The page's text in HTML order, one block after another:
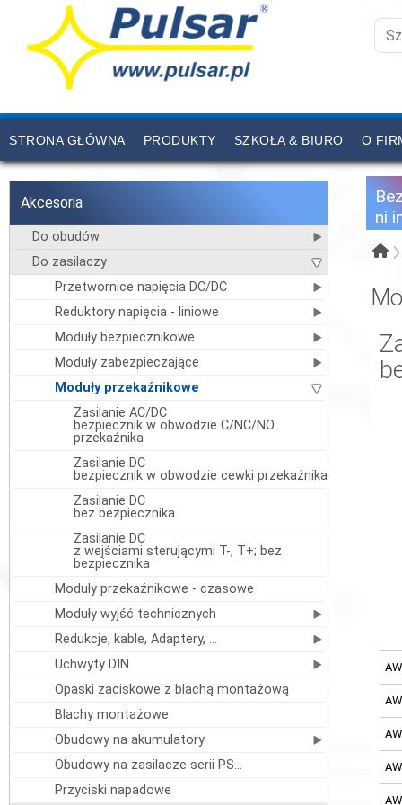
STRONA GŁÓWNA PRODUKTY SZKOŁA & BIURO O
CENNIK KONTAKT
Akcesoria
Do obudów
Do zasilaczy
Przetwornice napięcia DC/DC
Reduktory napięcia - liniowe
Moduły bezpiecznikowe
Moduły zabezpieczające
Moduły przekaźnikowe
Zasilanie AC/DC
bezpiecznik w obwodzie C/NC/NO
przekaźnika
Zasilanie DC
bezpiecznik w obwodzie cewki przekaźnika
Zasilanie DC
bez bezpiecznika
Zasilanie DC
z wejściami sterującymi T-, T+; bez
bezpiecznika
Moduły przekaźnikowe - czasowe
Moduły wyjść technicznych
Redukcje, kable, Adaptery, ...
Uchwyty DIN
Opaski zaciskowe z blachą montażową
Blachy montażowe
Obudowy na akumulatory
Obudowy na zasilacze serii PS…
Przyciski napadowe
ni